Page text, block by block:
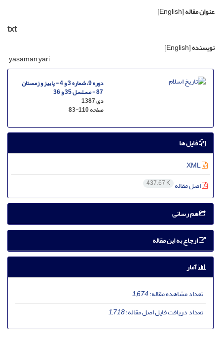
عنوان مقاله[English]
txt
نویسنده[English]
yasaman yari
دوره 9، شماره 3 و 4 - پاییز و زمستان
87 - مسلسل 35 و 36
دی 1387
صفحه83-110
فایل ها
اصل مقاله 437.67 K
هم رسانی
ارجاع به این مقاله
آمار
تعداد مشاهده مقاله:1,674
تعداد دریافت فایل اصل مقاله:1,718